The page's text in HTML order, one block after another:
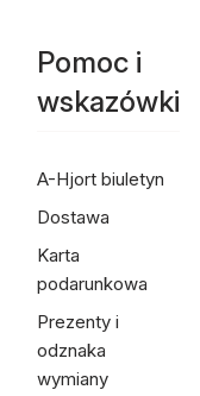
Pomoc i
wskazówki
A-Hjort biuletyn
Dostawa
Karta
podarunkowa
Prezenty i
odznaka
wymiany